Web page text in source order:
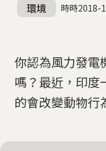
環境 時時2018-
你認為風力發電
嗎？最近，印度
的會改變動物行